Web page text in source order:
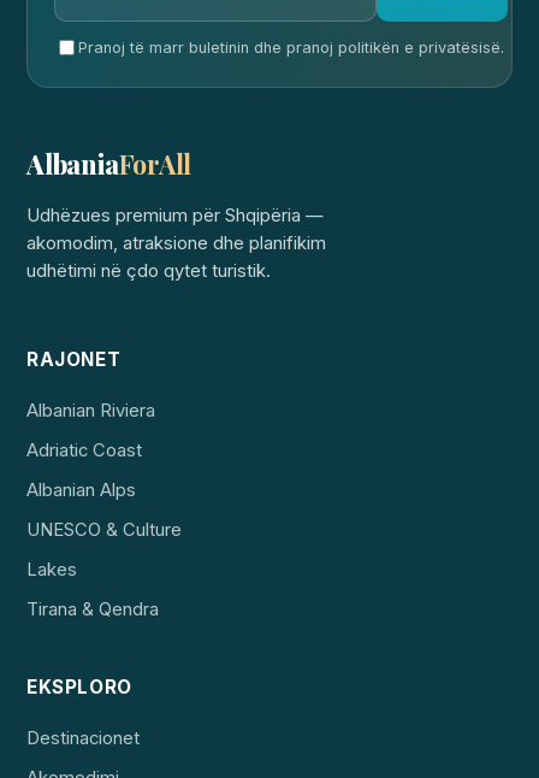
Pranoj të marr buletinin dhe pranoj politikën e privatësisë.
AlbaniaForAll
Udhëzues premium për Shqipëria —
akomodim, atraksione dhe planifikim
udhëtimi në çdo qytet turistik.
RAJONET
Albanian Riviera
Adriatic Coast
Albanian Alps
UNESCO & Culture
Lakes
Tirana & Qendra
EKSPLORO
Destinacionet